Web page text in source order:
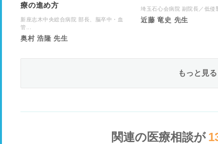
療の進め方
新座志木中央総合病院 部長、脳卒中・血
管...
奥村 浩隆 先生
埼玉石心会病院 副院長／低侵
近藤 竜史 先生
もっと見る
関連の医療相談が